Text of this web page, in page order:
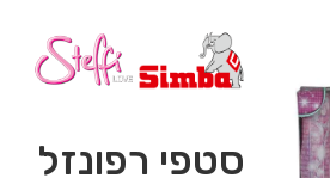
סטפי רפונזל